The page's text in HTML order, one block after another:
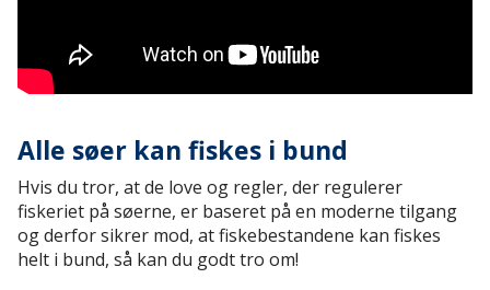
Alle søer kan fiskes i bund
Hvis du tror, at de love og regler, der regulerer
fiskeriet på søerne, er baseret på en moderne tilgang
og derfor sikrer mod, at fiskebestandene kan fiskes
helt i bund, så kan du godt tro om!